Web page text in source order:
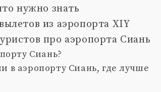
нужно знать
из аэропорта XIY
про аэропорта Сиань
Сиань?
в аэропорту Сиань, где лучше